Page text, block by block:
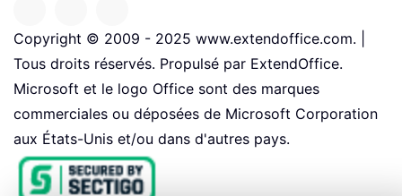
Copyright © 2009 - 2025 www.extendoffice.com. |
Tous droits réservés. Propulsé par ExtendOffice.
Microsoft et le logo Office sont des marques
commerciales ou déposées de Microsoft Corporation
aux États-Unis et/ou dans d'autres pays.